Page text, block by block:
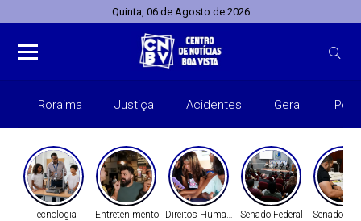
Quinta, 06 de Agosto de 2026
Roraima Justiça Acidentes Geral
Tecnologia Entretenimento Direitos HumanosSenado Federal Senado